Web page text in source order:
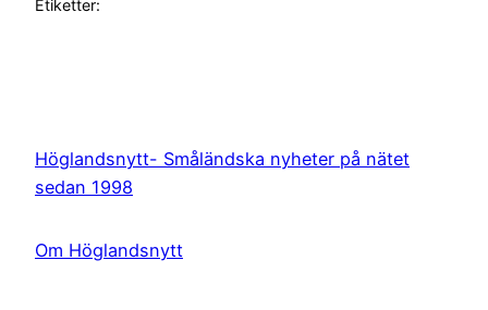
Etiketter:
Höglandsnytt- Småländska nyheter på nätet
sedan 1998
Om Höglandsnytt